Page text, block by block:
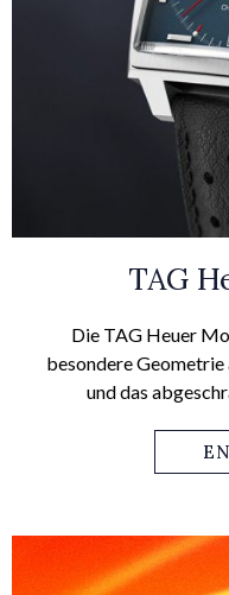
TAG
Die TAG Heuer
besondere Geometrie
und das
konventionellen
die TAG Heuer